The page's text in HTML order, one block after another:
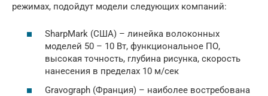
режимах, подойдут модели следующих компаний:
SharpMark (США) – линейка волоконных
моделей 50 – 10 Вт, функциональное ПО,
высокая точность, глубина рисунка, скорость
нанесения в пределах 10 м/сек
Gravograph (Франция) – наиболее востребована